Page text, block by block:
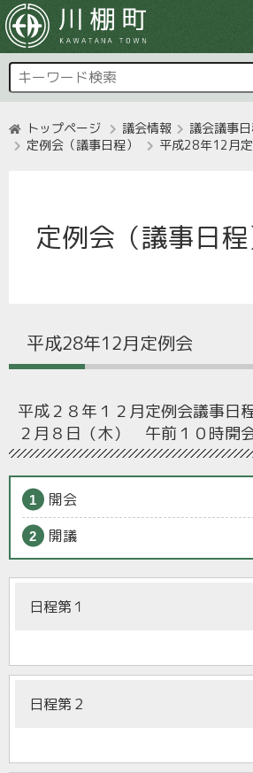
トップページ 議会情報
議会議事
定例会（議事日程）
平成28年12月
定例会（議事日程
平成28年12月定例会
平成２８年１２月定例会議事日
２月８日（木） 午前１０時開
開会
開議
日程第１
日程第２